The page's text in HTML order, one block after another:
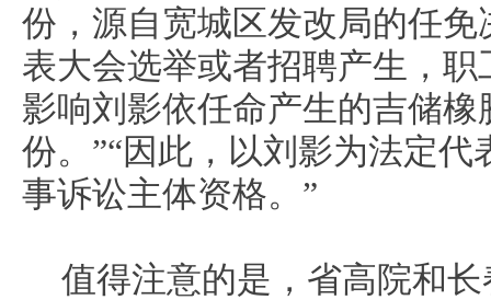
份，源自宽城区发改局的任
表大会选举或者招聘产生，
影响刘影依任命产生的吉储
份。”“因此，以刘影为法定
事诉讼主体资格。”
值得注意的是，省高院和